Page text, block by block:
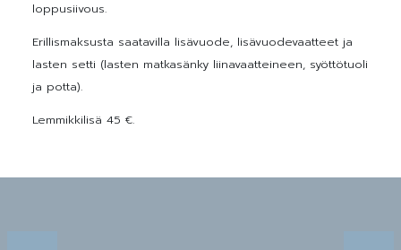
loppusiivous.
Erillismaksusta saatavilla lisävuode, lisävuodevaatteet ja
lasten setti (lasten matkasänky liinavaatteineen, syöttötuoli
ja potta).
Lemmikkilisä 45 €.